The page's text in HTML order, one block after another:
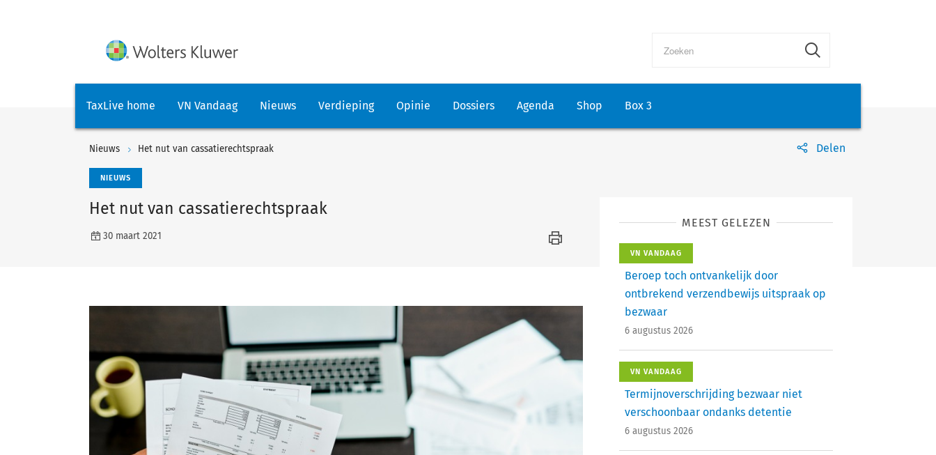
TaxLive home VN Vandaag Nieuws Verdieping Opinie Dossiers Agenda Shop Box 3
Nieuws Het nut van cassatierechtspraak Delen
NIEUWS
Het nut van cassatierechtspraak
30 maart 2021
MEEST GELEZEN
VN VANDAAG
Beroep toch ontvankelijk door
ontbrekend verzendbewijs uitspraak op
bezwaar
6 augustus 2026
VN VANDAAG
Termijnoverschrijding bezwaar niet
verschoonbaar ondanks detentie
6 augustus 2026